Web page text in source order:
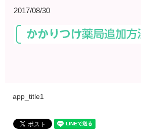
2017/08/30
app_title1